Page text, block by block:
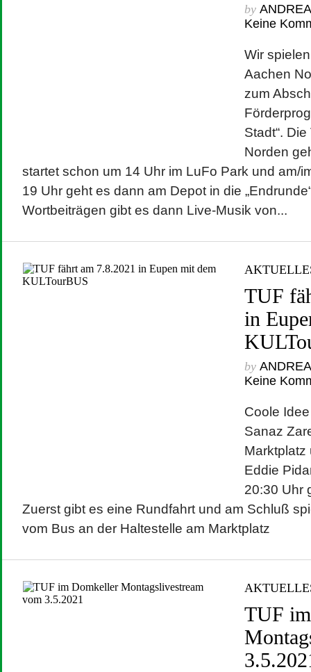
by
Keine
Wir
Aachen
zum
Stadt“.
Norden
startet schon um 14 Uhr im LuFo Park und am/
19 Uhr geht es dann am Depot in die
Wortbeiträgen gibt es dann Live-Musik von...
TUF
in
by
Keine
Coole
Sanaz
Marktplatz
Eddie
20:30 Uhr
Zuerst gibt es eine Rundfahrt und am Schluß
vom Bus an der Haltestelle am Marktplatz
TUF